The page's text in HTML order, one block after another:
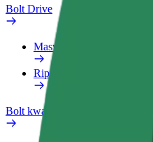
Bolt Drive
Maswali yanayoulizwa sana
Ripoti usafiri
Bolt kwa Biashara